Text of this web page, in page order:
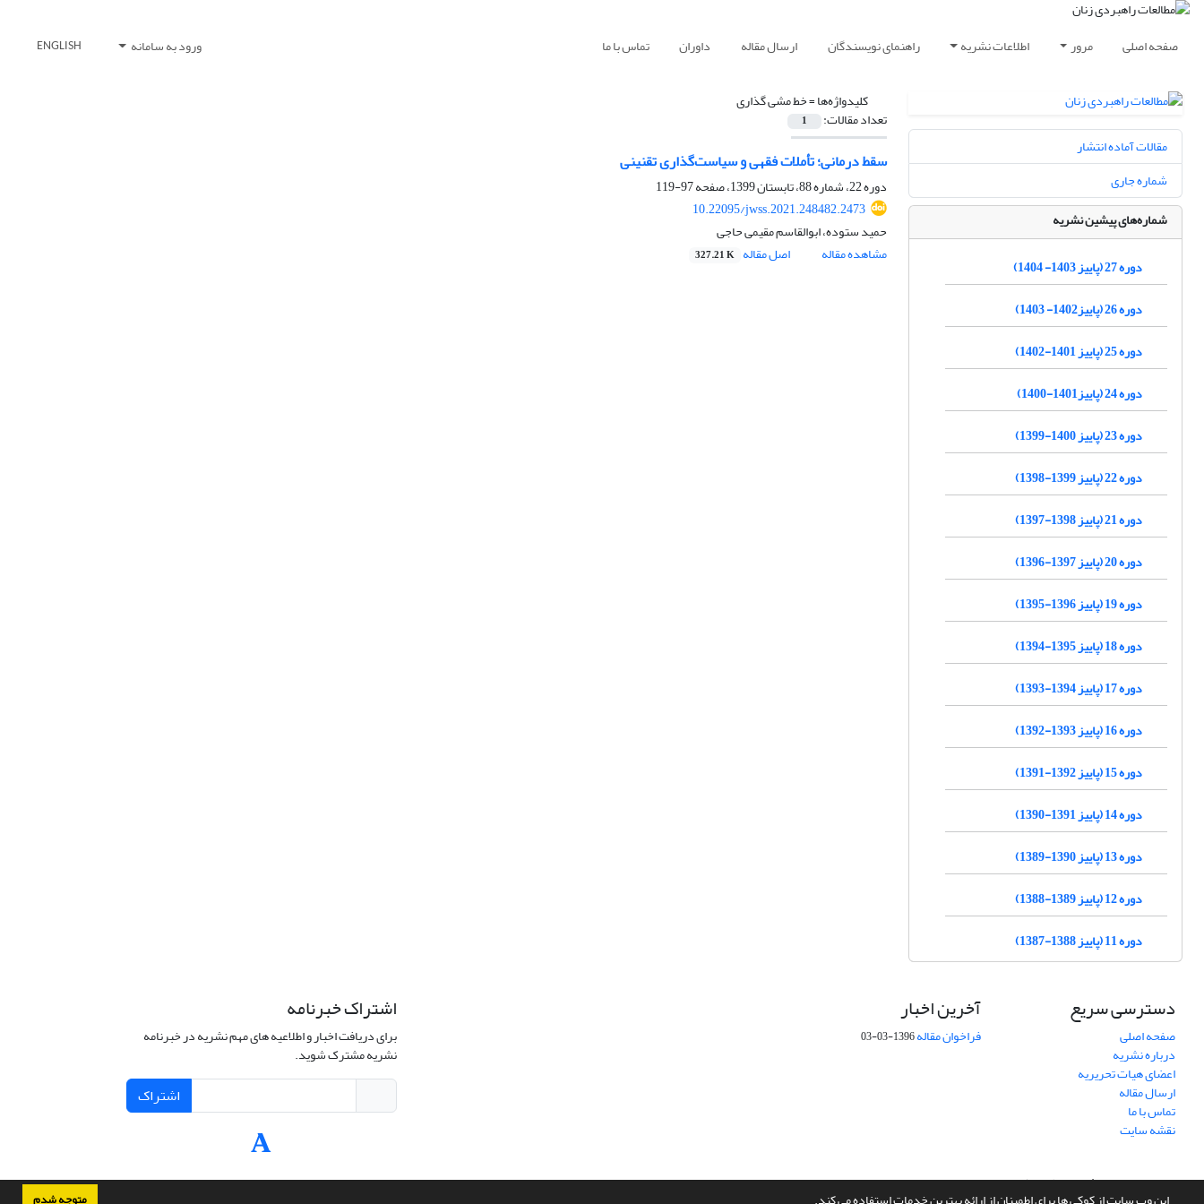
صفحه اصلی مرور اطلاعات نشریه راهنمای نویسندگان ارسال مقاله داوران تماس با ما ورود به سامانه ENGLISH
کلیدواژه‌ها =خط مشی گذاری
تعداد مقالات: 1
سقط درمانی؛ تأملات فقهی و سیاست‌گذاری تقنینی
دوره 22، شماره 88، تابستان 1399، صفحه
97-119
10.22095/jwss.2021.248482.2473
حمید ستوده، ابوالقاسم مقیمی حاجی
مشاهده مقاله
اصل مقاله 327.21 K
مقالات آماده انتشار
شماره جاری
شماره‌های پیشین نشریه
دوره 27 (پاییز 1403- 1404)
دوره 26 (پاییز1402- 1403)
دوره 25 (پاییز 1401-1402)
دوره 24 (پاییز1401-1400)
دوره 23 (پاییز 1400-1399)
دوره 22 (پاییز 1399-1398)
دوره 21 (پاییز 1398-1397)
دوره 20 (پاییز 1397-1396)
دوره 19 (پاییز 1396-1395)
دوره 18 (پاییز 1395-1394)
دوره 17 (پاییز 1394-1393)
دوره 16 (پاییز 1393-1392)
دوره 15 (پاییز 1392-1391)
دوره 14 (پاییز 1391-1390)
دوره 13 (پاییز 1390-1389)
دوره 12 (پاییز 1389-1388)
دوره 11 (پاییز 1388-1387)
دسترسی سریع
صفحه اصلی
درباره نشریه
اعضای هیات تحریریه
ارسال مقاله
تماس با ما
نقشه سایت
آخرین اخبار
فراخوان مقاله1396-03-03
اشتراک خبرنامه
برای دریافت اخبار و اطلاعیه های مهم نشریه در خبرنامه
نشریه مشترک شوید.
اشتراک
سامانه مدیریت نشریات علمی.طراحی و پیاده سازی ازسیناوب